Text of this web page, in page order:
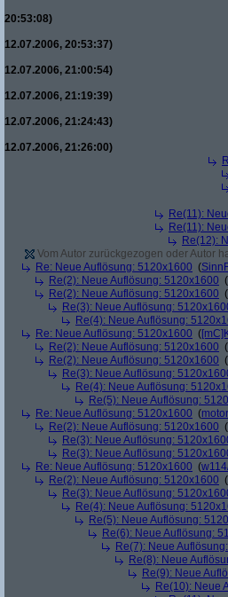
20:53:08)
12.07.2006, 20:53:37)
12.07.2006, 21:00:54)
12.07.2006, 21:19:39)
12.07.2006, 21:24:43)
12.07.2006, 21:26:00)
Re(11):
Re(11):
Re(12):
Vom Autor zurückgezogen oder Autor
Re: Neue Auflösung: 5120x1600 (
Re(2): Neue Auflösung: 5120x1600 (
Re(2): Neue Auflösung: 5120x1600 (
Re(3): Neue Auflösung:
Re(4): Neue Auflösung:
Re: Neue Auflösung: 5120x1600 (
Re(2): Neue Auflösung: 5120x1600 (
Re(2): Neue Auflösung: 5120x1600 (
Re(3): Neue Auflösung:
Re(4): Neue Auflösung:
Re(5): Neue Auflösung:
Re: Neue Auflösung: 5120x1600 (
Re(2): Neue Auflösung: 5120x1600 (
Re(3): Neue Auflösung:
Re(3): Neue Auflösung:
Re: Neue Auflösung: 5120x1600 (
Re(2): Neue Auflösung: 5120x1600 (
Re(3): Neue Auflösung:
Re(4): Neue Auflösung:
Re(5): Neue Auflösung:
Re(6): Neue Auflösung:
Re(7): Neue
Re(8): Neue
Re(9): Neue
Re(10): Neue